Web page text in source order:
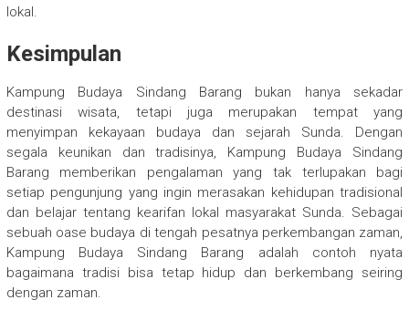
lokal.
Kesimpulan
Kampung Budaya Sindang Barang bukan hanya sekadar
destinasi wisata, tetapi juga merupakan tempat yang
menyimpan kekayaan budaya dan sejarah Sunda. Dengan
segala keunikan dan tradisinya, Kampung Budaya Sindang
Barang memberikan pengalaman yang tak terlupakan bagi
setiap pengunjung yang ingin merasakan kehidupan tradisional
dan belajar tentang kearifan lokal masyarakat Sunda. Sebagai
sebuah oase budaya di tengah pesatnya perkembangan zaman,
Kampung Budaya Sindang Barang adalah contoh nyata
bagaimana tradisi bisa tetap hidup dan berkembang seiring
dengan zaman.